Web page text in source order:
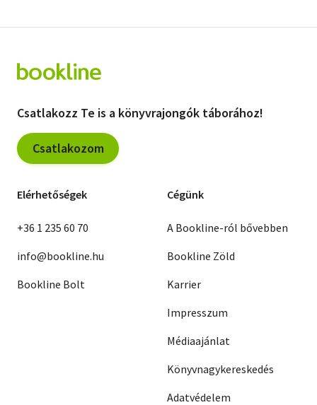
Csatlakozz Te is a könyvrajongók táborához!
Csatlakozom
Elérhetőségek
+36 1 235 60 70
info@bookline.hu
Bookline Bolt
Cégünk
A Bookline-ról bővebben
Bookline Zöld
Karrier
Impresszum
Médiaajánlat
Könyvnagykereskedés
Adatvédelem